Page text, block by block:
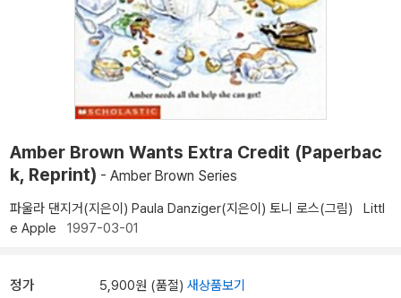
Amber Brown Wants Extra Credit (Paperbac
k, Reprint) - Amber Brown Series
파울라 댄지거(지은이) Paula Danziger(지은이) 토니 로스(그림)
Littl
e Apple 1997-03-01
정가 5,900원 (품절) 새상품보기